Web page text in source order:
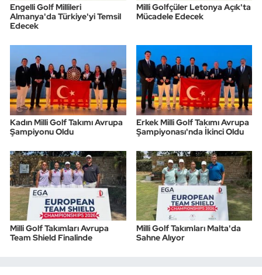
Engelli Golf Millileri
Almanya'da Türkiye'yi Temsil
Edecek
Milli Golfçüler Letonya Açık'ta
Mücadele Edecek
Kadın Milli Golf Takımı Avrupa
Şampiyonu Oldu
Erkek Milli Golf Takımı Avrupa
Şampiyonası'nda İkinci Oldu
Milli Golf Takımları Avrupa
Team Shield Finalinde
Milli Golf Takımları Malta'da
Sahne Alıyor